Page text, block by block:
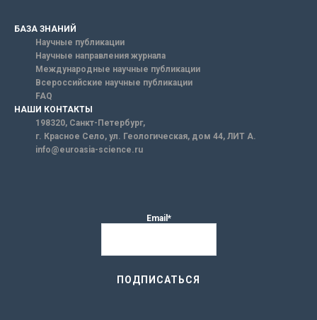
БАЗА ЗНАНИЙ
Научные публикации
Научные направления журнала
Международные научные публикации
Всероссийские научные публикации
FAQ
НАШИ КОНТАКТЫ
198320, Санкт-Петербург,
г. Красное Село, ул. Геологическая, дом 44, ЛИТ А.
info@euroasia-science.ru
Email*